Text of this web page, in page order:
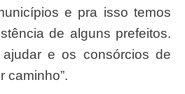
e pra isso temos
de alguns prefeitos.
e os consórcios de
caminho”.